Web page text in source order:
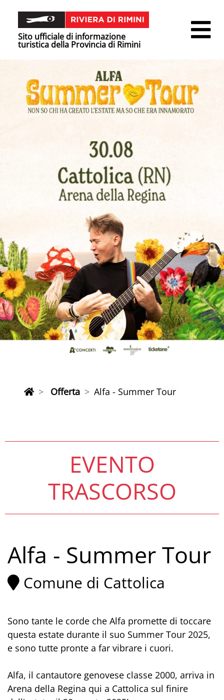
Sito ufficiale di informazione
turistica della Provincia di Rimini
Offerta Alfa - Summer Tour
EVENTO
TRASCORSO
Alfa - Summer Tour
Comune di Cattolica
Sono tante le corde che Alfa promette di toccare
questa estate durante il suo Summer Tour 2025,
e sono tutte pronte a far vibrare i cuori.
Alfa, il cantautore genovese classe 2000, arriva in
Arena della Regina qui a Cattolica sul finire